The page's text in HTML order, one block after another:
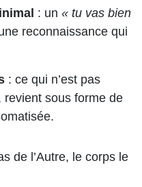
: un « tu vas bien
reconnaissance qui
: ce qui n’est pas
sous forme de
de l’Autre, le corps le